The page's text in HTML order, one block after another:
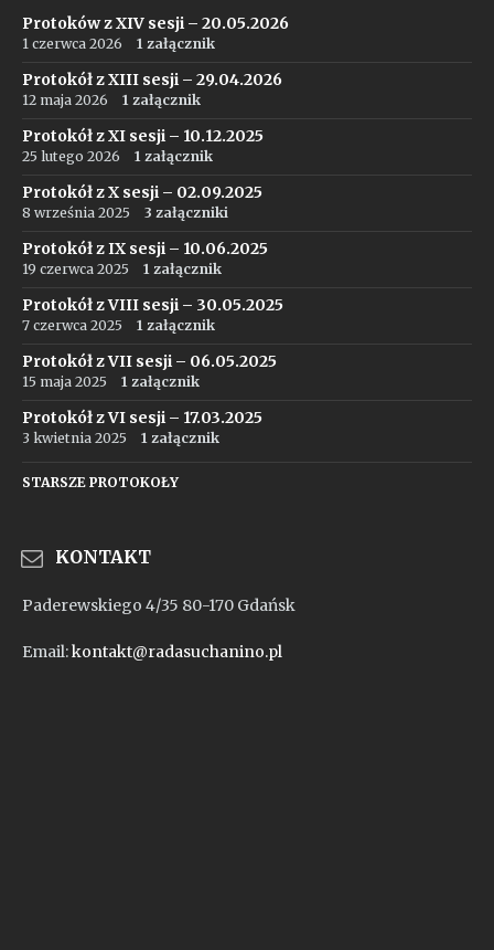
Protoków z XIV sesji – 20.05.2026
1 czerwca 2026 1 załącznik
Protokół z XIII sesji – 29.04.2026
12 maja 2026 1 załącznik
Protokół z XI sesji – 10.12.2025
25 lutego 2026 1 załącznik
Protokół z X sesji – 02.09.2025
8 września 2025 3 załączniki
Protokół z IX sesji – 10.06.2025
19 czerwca 2025 1 załącznik
Protokół z VIII sesji – 30.05.2025
7 czerwca 2025 1 załącznik
Protokół z VII sesji – 06.05.2025
15 maja 2025 1 załącznik
Protokół z VI sesji – 17.03.2025
3 kwietnia 2025 1 załącznik
STARSZE PROTOKOŁY
KONTAKT
Paderewskiego 4/35 80-170 Gdańsk
Email:kontakt@radasuchanino.pl